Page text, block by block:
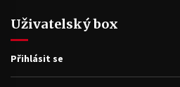
Uživatelský box
Přihlásit se